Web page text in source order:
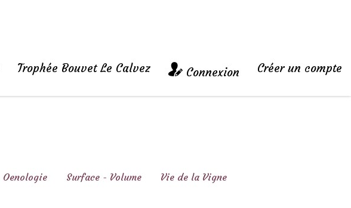
Trophée Bouvet Le Calvez Connexion Créer un compte
Oenologie Surface - Volume Vie de la Vigne